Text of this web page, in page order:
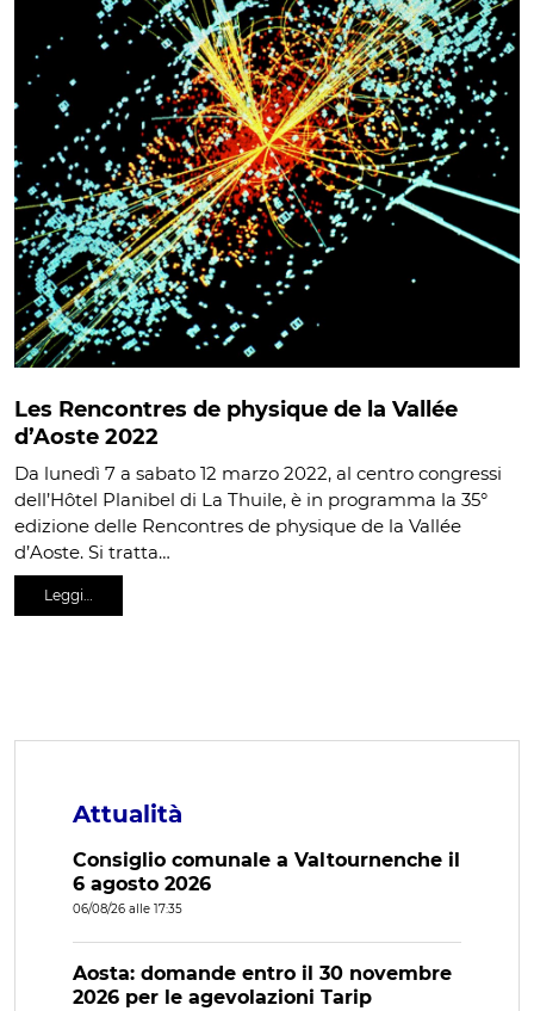
Les Rencontres de physique de la Vallée
d’Aoste 2022
Da lunedì 7 a sabato 12 marzo 2022, al centro congressi
dell’Hôtel Planibel di La Thuile, è in programma la 35°
edizione delle Rencontres de physique de la Vallée
d’Aoste. Si tratta…
Leggi…
Attualità
Consiglio comunale a Valtournenche il
6 agosto 2026
06/08/26 alle 17:35
Aosta: domande entro il 30 novembre
2026 per le agevolazioni Tarip